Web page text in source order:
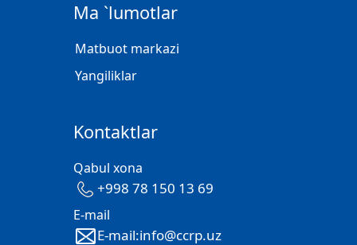
Ma `lumotlar
Matbuot markazi
Yangiliklar
Kontaktlar
Qabul xona
+998 78 150 13 69
E-mail
E-mail:info@ccrp.uz